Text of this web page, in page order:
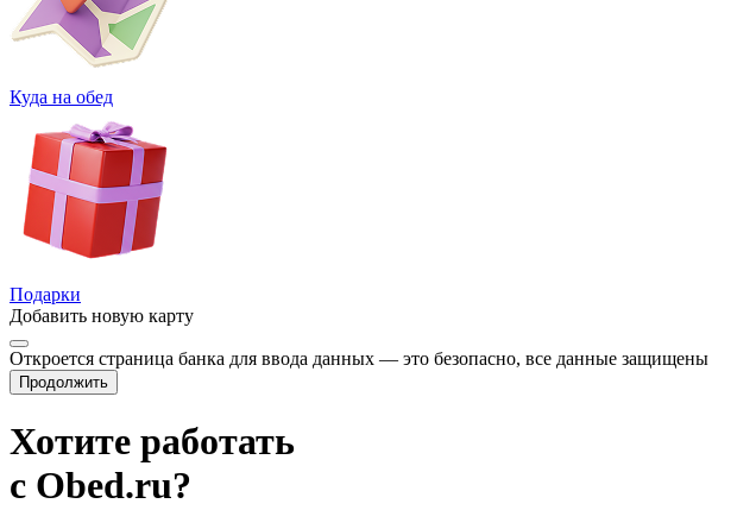
Куда на обед
Подарки
Добавить новую карту
Откроется страница банка для ввода данных — это безопасно, все данные защищены
Продолжить
Хотите работать
с Obed.ru?